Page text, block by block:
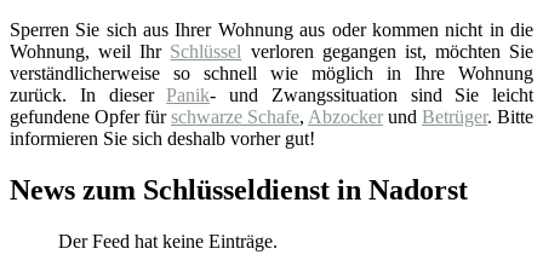
Sperren Sie sich aus Ihrer Wohnung aus oder kommen nicht in die
Wohnung, weil Ihr Schlüssel verloren gegangen ist, möchten Sie
verständlicherweise so schnell wie möglich in Ihre Wohnung
zurück. In dieserPanik- und Zwangssituation sind Sie leicht
gefundene Opfer fürschwarze Schafe, Abzocker und Betrüger. Bitte
informieren Sie sich deshalb vorher gut!
News zum Schlüsseldienst in Nadorst
Der Feed hat keine Einträge.